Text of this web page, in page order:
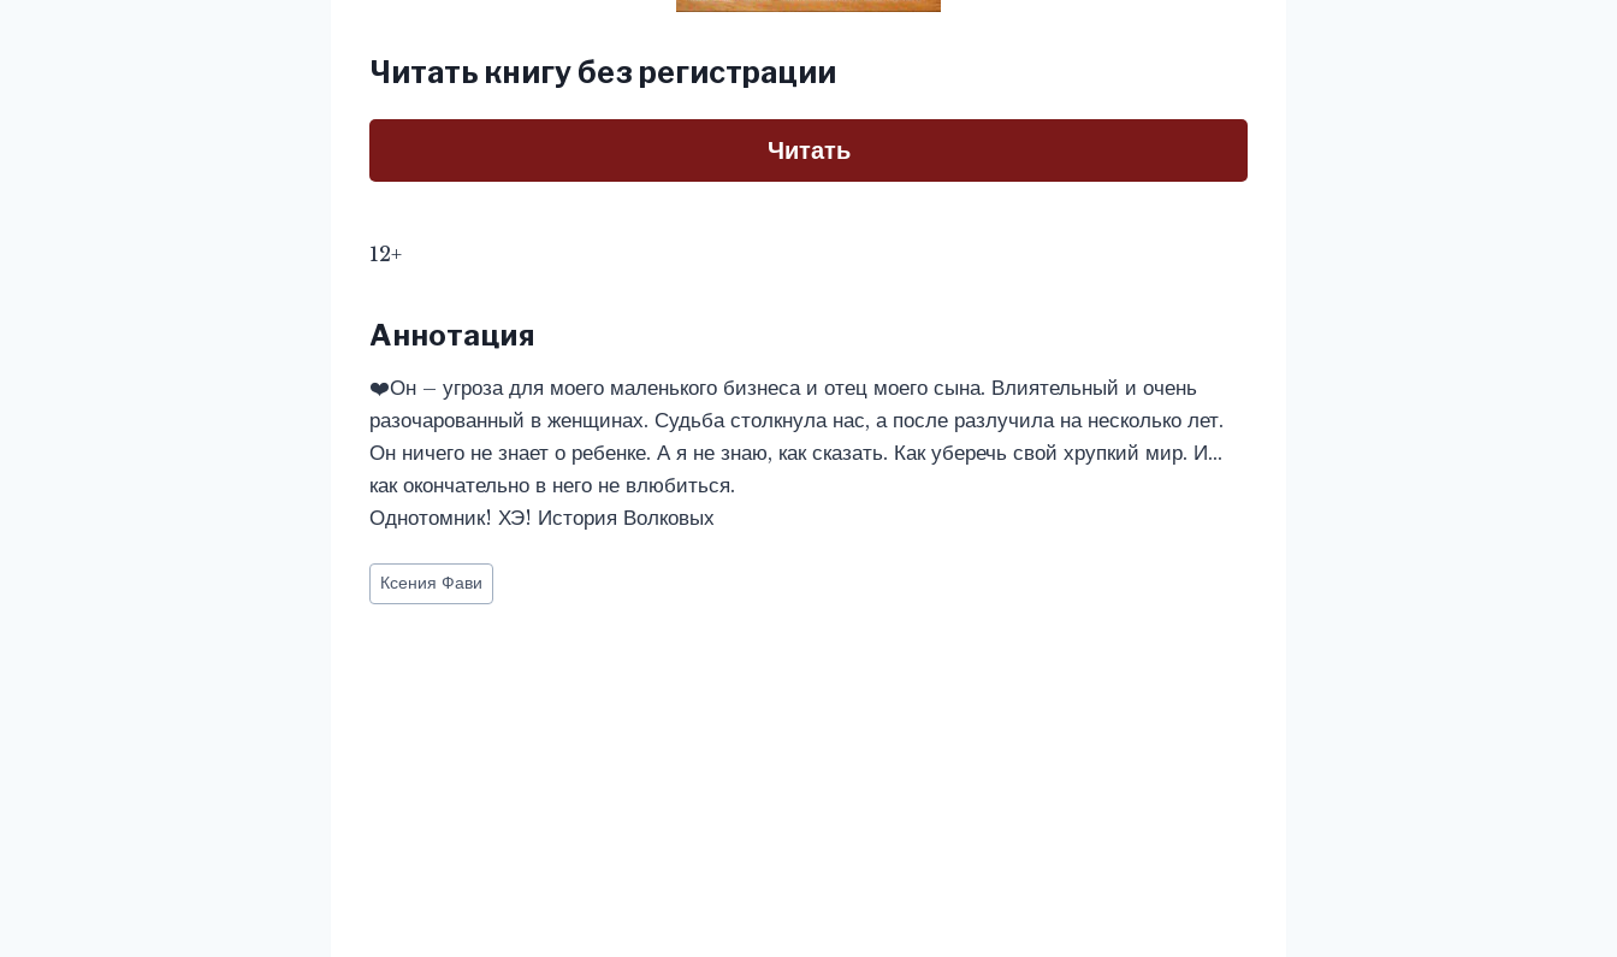
Читать книгу без регистрации
Читать
12+
Аннотация
❤️Он – угроза для моего маленького бизнеса и отец моего сына. Влиятельный и очень
разочарованный в женщинах. Судьба столкнула нас, а после разлучила на несколько лет.
Он ничего не знает о ребенке. А я не знаю, как сказать. Как уберечь свой хрупкий мир. И…
как окончательно в него не влюбиться.
Однотомник! ХЭ! История Волковых
Метки
записи:
Ксения Фави